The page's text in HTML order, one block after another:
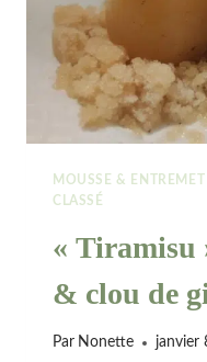
MOUSSE &
CLASSÉ
« Tiramisu
& clou de
Par Nonette janvier